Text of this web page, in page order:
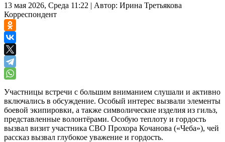
13 мая 2026, Среда 11:22 | Автор: Ирина Третьякова
Корреспондент
Участницы встречи с большим вниманием слушали и активно
включались в обсуждение. Особый интерес вызвали элементы
боевой экипировки, а также символические изделия из гильз,
представленные волонтёрами. Особую теплоту и гордость
вызвал визит участника СВО Прохора Кочанова («Чеба»), чей
рассказ вызвал глубокое уважение и гордость.